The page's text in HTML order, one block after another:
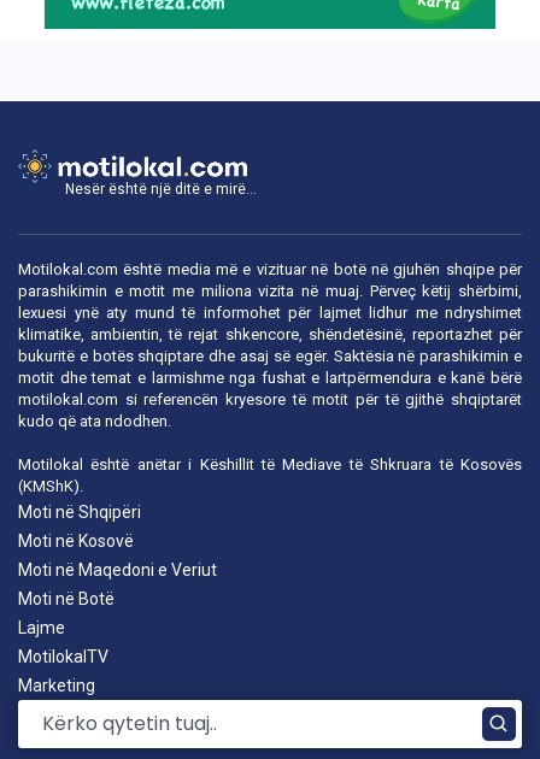
Nesër është një ditë e mirë...
Motilokal.com është media më e vizituar në botë në gjuhën shqipe për
parashikimin e motit me miliona vizita në muaj. Përveç këtij shërbimi,
lexuesi ynë aty mund të informohet për lajmet lidhur me ndryshimet
klimatike, ambientin, të rejat shkencore, shëndetësinë, reportazhet për
bukuritë e botës shqiptare dhe asaj së egër. Saktësia në parashikimin e
motit dhe temat e larmishme nga fushat e lartpërmendura e kanë bërë
motilokal.com si referencën kryesore të motit për të gjithë shqiptarët
kudo që ata ndodhen.
Motilokal është anëtar i Këshillit të Mediave të Shkruara të Kosovës
(KMShK).
Moti në Shqipëri
Moti në Kosovë
Moti në Maqedoni e Veriut
Moti në Botë
Lajme
MotilokalTV
Marketing